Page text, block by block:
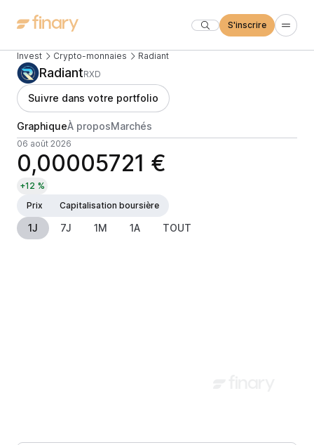
S'inscrire
Invest Crypto-monnaies Radiant
RadiantRXD
Suivre dans votre portfolio
GraphiqueÀ proposMarchés
06 août 2026
0,00005721 €
+12 %
Prix
Capitalisation boursière
1J 7J 1M 1A TOUT